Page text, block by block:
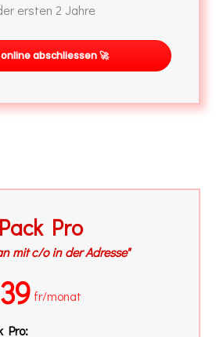
ersten 2 Jahre
abschliessen 🚀
Pack Pro
mit c/o in der Adresse"
39 fr/monat
Pro: